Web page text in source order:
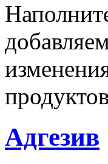
Адгезив